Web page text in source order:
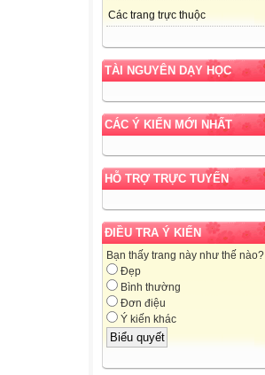
Các trang trực thuộc
TÀI NGUYÊN DẠY HỌC
CÁC Ý KIẾN MỚI NHẤT
HỖ TRỢ TRỰC TUYẾN
ĐIỀU TRA Ý KIẾN
Bạn thấy trang này như thế nào?
Đẹp
Bình thường
Đơn điệu
Ý kiến khác